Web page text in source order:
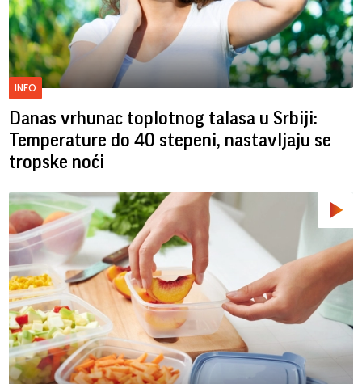
INFO
Danas vrhunac toplotnog talasa u Srbiji:
Temperature do 40 stepeni, nastavljaju se
tropske noći